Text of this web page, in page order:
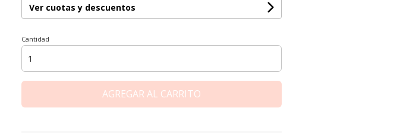
Ver cuotas y descuentos
Cantidad
AGREGAR AL CARRITO